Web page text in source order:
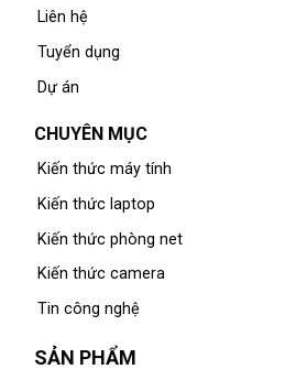
Liên hệ
Tuyển dụng
Dự án
CHUYÊN MỤC
Kiến thức máy tính
Kiến thức laptop
Kiến thức phòng net
Kiến thức camera
Tin công nghệ
SẢN PHẨM